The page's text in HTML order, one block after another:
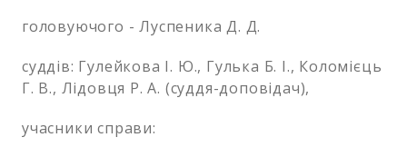
головуючого - Луспеника Д. Д.
суддів: Гулейкова І. Ю., Гулька Б. І., Коломієць
Г. В., Лідовця Р. А. (суддя-доповідач),
учасники справи: